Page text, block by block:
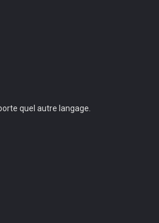
quel autre langage.